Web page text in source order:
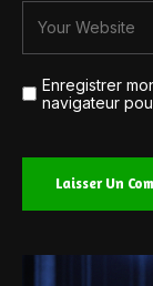
Enregistrer
navigateur